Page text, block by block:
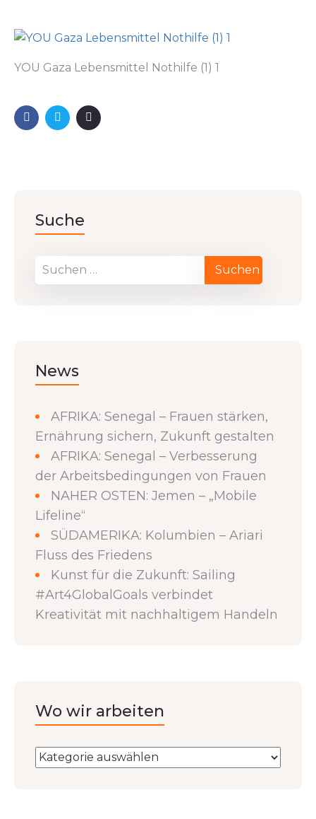
YOU Gaza Lebensmittel Nothilfe (1) 1
Suche
News
AFRIKA: Senegal – Frauen stärken,
Ernährung sichern, Zukunft gestalten
AFRIKA: Senegal – Verbesserung
der Arbeitsbedingungen von Frauen
NAHER OSTEN: Jemen – „Mobile
Lifeline“
SÜDAMERIKA: Kolumbien – Ariari
Fluss des Friedens
Kunst für die Zukunft: Sailing
#Art4GlobalGoals verbindet
Kreativität mit nachhaltigem Handeln
Wo wir arbeiten